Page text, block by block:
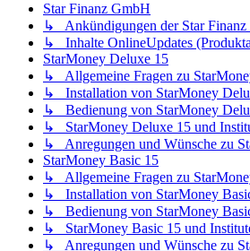
Star Finanz GmbH
↳ Ankündigungen der Star Finanz
↳ Inhalte OnlineUpdates
StarMoney Deluxe 15
↳ Allgemeine Fragen zu
↳ Installation von StarMoney
↳ Bedienung von StarMoney
↳ StarMoney Deluxe 15 und
↳ Anregungen und Wünsche zu
StarMoney Basic 15
↳ Allgemeine Fragen zu
↳ Installation von StarMoney
↳ Bedienung von StarMoney
↳ StarMoney Basic 15 und
↳ Anregungen und Wünsche zu